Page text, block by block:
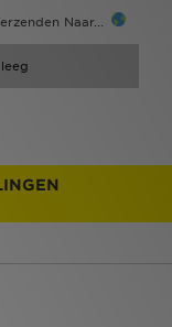
Naar...